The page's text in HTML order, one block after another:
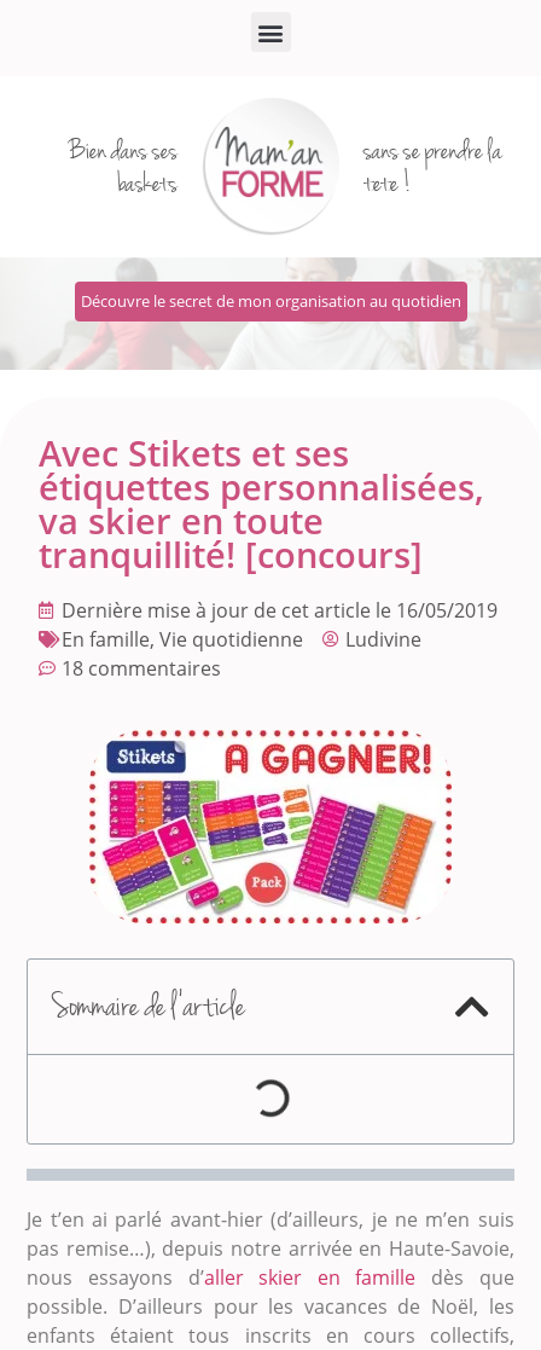
Bien dans ses
baskets
sans se prendre la
tete !
Découvre le secret de mon organisation au quotidien
Avec Stikets et ses
étiquettes personnalisées,
va skier en toute
tranquillité! [concours]
Dernière mise à jour de cet article le 16/05/2019
En famille,Vie quotidienne
Ludivine
18 commentaires
Sommaire de l'article
Je t’en ai parlé avant-hier (d’ailleurs, je ne m’en suis
pas remise…), depuis notre arrivée en Haute-Savoie,
nous essayons d’aller skier en famille dès que
possible. D’ailleurs pour les vacances de Noël, les
enfants étaient tous inscrits en cours collectifs,